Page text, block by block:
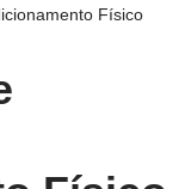
Físico